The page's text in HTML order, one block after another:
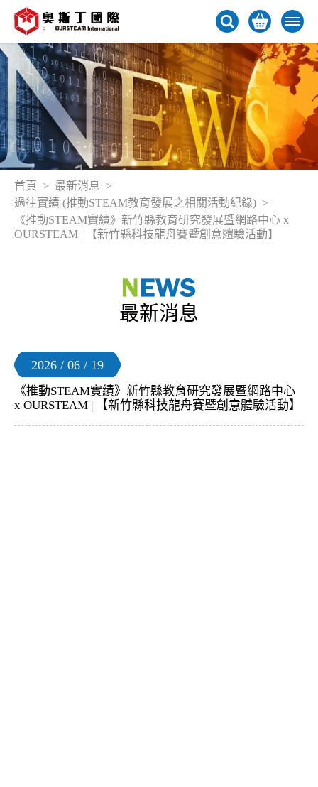
首頁
最新消息
過往實績 (推動STEAM教育發展之相關活動紀錄)
《推動STEAM實績》新竹縣教育研究發展暨網路中心 x
OURSTEAM | 【新竹縣科技龍舟賽暨創意體驗活動】
最新消息
2026 / 06 / 19
《推動STEAM實績》新竹縣教育研究發展暨網路中心
x OURSTEAM | 【新竹縣科技龍舟賽暨創意體驗活動】